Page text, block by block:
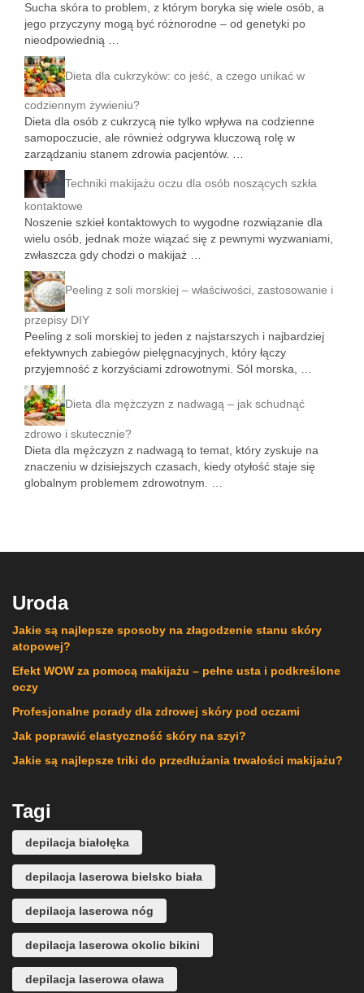
Sucha skóra to problem, z którym boryka się wiele osób, a
jego przyczyny mogą być różnorodne – od genetyki po
nieodpowiednią …
Dieta dla cukrzyków: co jeść, a czego unikać w
codziennym żywieniu?
Dieta dla osób z cukrzycą nie tylko wpływa na codzienne
samopoczucie, ale również odgrywa kluczową rolę w
zarządzaniu stanem zdrowia pacjentów. …
Techniki makijażu oczu dla osób noszących szkła
kontaktowe
Noszenie szkieł kontaktowych to wygodne rozwiązanie dla
wielu osób, jednak może wiązać się z pewnymi wyzwaniami,
zwłaszcza gdy chodzi o makijaż …
Peeling z soli morskiej – właściwości, zastosowanie i
przepisy DIY
Peeling z soli morskiej to jeden z najstarszych i najbardziej
efektywnych zabiegów pielęgnacyjnych, który łączy
przyjemność z korzyściami zdrowotnymi. Sól morska, …
Dieta dla mężczyzn z nadwagą – jak schudnąć
zdrowo i skutecznie?
Dieta dla mężczyzn z nadwagą to temat, który zyskuje na
znaczeniu w dzisiejszych czasach, kiedy otyłość staje się
globalnym problemem zdrowotnym. …
Uroda
Jakie są najlepsze sposoby na złagodzenie stanu skóry
atopowej?
Efekt WOW za pomocą makijażu – pełne usta i podkreślone
oczy
Profesjonalne porady dla zdrowej skóry pod oczami
Jak poprawić elastyczność skóry na szyi?
Jakie są najlepsze triki do przedłużania trwałości makijażu?
Tagi
depilacja białołęka
depilacja laserowa bielsko biała
depilacja laserowa nóg
depilacja laserowa okolic bikini
depilacja laserowa oława